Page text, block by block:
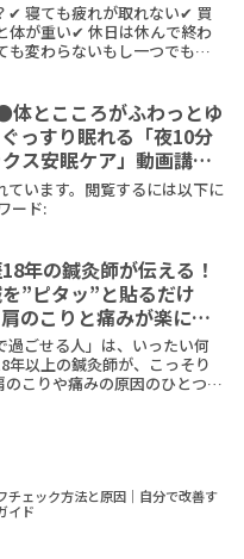
✔ 寝ても疲れが取れない✔ 買
体が重い✔ 休日は休んで終わ
変わらないもし一つでも当
とこころがふわっとゆ
っすり眠れる「夜10分
ス安眠ケア」動画講座
読者さん特別価格販
います。閲覧するには以下に
ード:
年の鍼灸師が伝える！
”ピタッ”と貼るだけ
のこりと痛みが楽にな
イン講座
ごせる人」は、いったい何
以上の鍼灸師が、こっそり
こりや痛みの原因のひとつ
チェック方法と原因｜自分で改善す
イド